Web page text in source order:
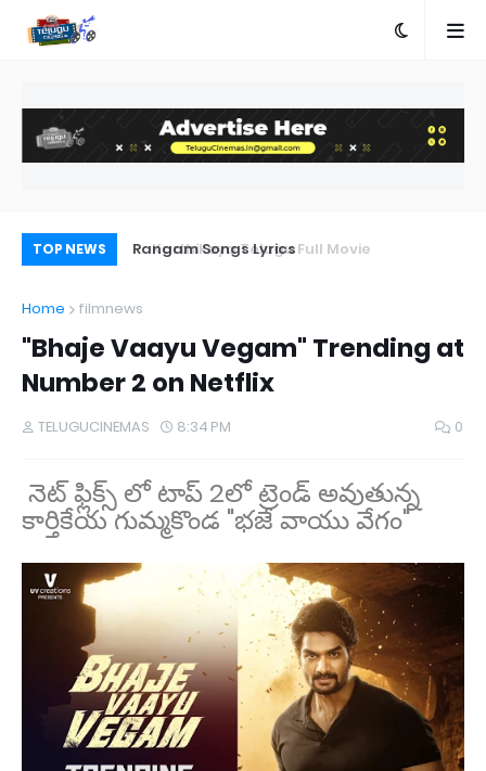
TOP NEWS Rangam Songs Lyrics
Home
filmnews
"Bhaje Vaayu Vegam" Trending at
Number 2 on Netflix
TELUGUCINEMAS 8:34 PM 0
నెట్ ఫ్లిక్స్ లో టాప్ 2లో ట్రెండ్ అవుతున్న
కార్తికేయ గుమ్మకొండ "భజే వాయు వేగం"